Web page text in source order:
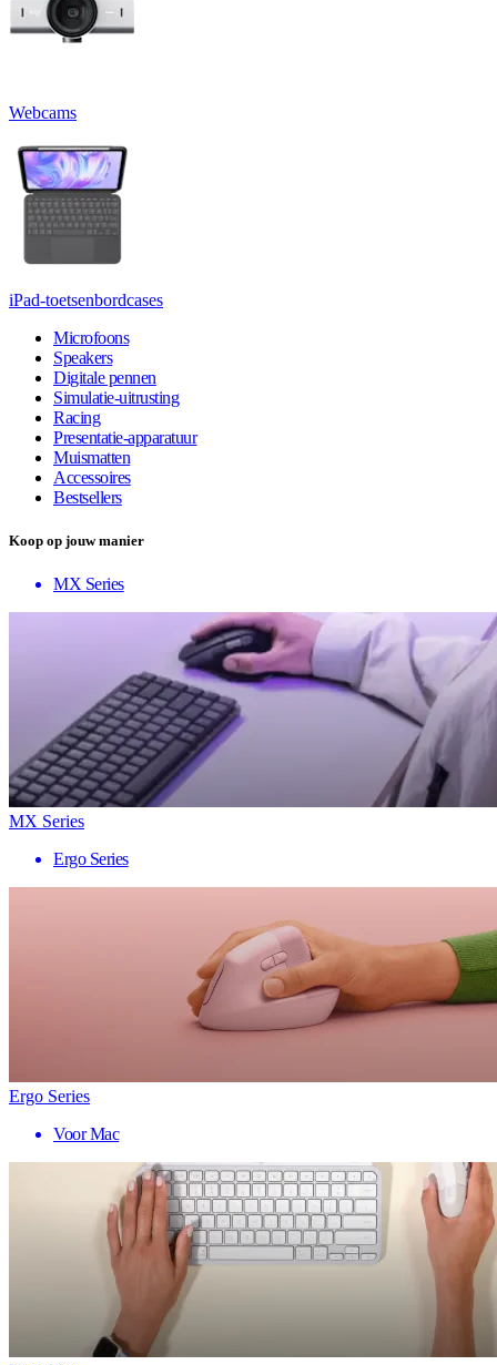
Webcams
iPad-toetsenbordcases
Microfoons
Speakers
Digitale pennen
Simulatie-uitrusting
Racing
Presentatie-apparatuur
Muismatten
Accessoires
Bestsellers
Koop op jouw manier
MX Series
MX Series
Ergo Series
Ergo Series
Voor Mac